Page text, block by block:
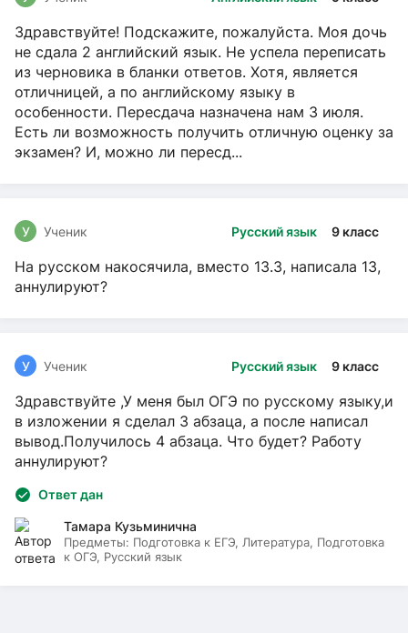
Здравствуйте! Подскажите, пожалуйста. Моя дочь
не сдала 2 английский язык. Не успела переписать
из черновика в бланки ответов. Хотя, является
отличницей, а по английскому языку в
особенности. Пересдача назначена нам 3 июля.
Есть ли возможность получить отличную оценку за
экзамен? И, можно ли пересд...
Русский язык 9 класс
У Ученик
На русском накосячила, вместо 13.3, написала 13,
аннулируют?
Русский язык 9 класс
У Ученик
Здравствуйте ,У меня был ОГЭ по русскому языку,и
в изложении я сделал 3 абзаца, а после написал
вывод.Получилось 4 абзаца. Что будет? Работу
аннулируют?
Ответ дан
Тамара Кузьминична
Предметы: Подготовка к ЕГЭ, Литература, Подготовка
к ОГЭ, Русский язык